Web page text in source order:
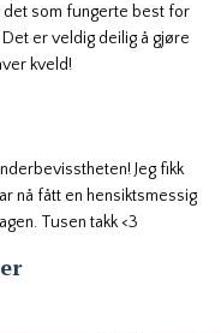
det som fungerte best for
er veldig deilig å gjøre
kveld!
Jeg fikk
nå fått en hensiktsmessig
Tusen takk <3